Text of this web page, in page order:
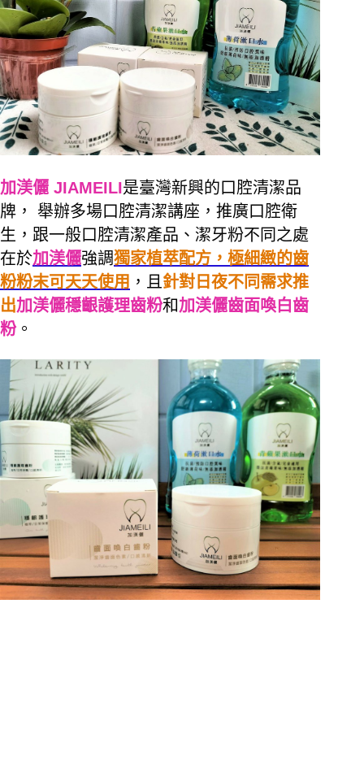
加渼儷 JIAMEILI是臺灣新興的口腔清潔品
牌， 舉辦多場口腔清潔講座，推廣口腔衛
生，跟一般口腔清潔產品、潔牙粉不同之處
在於加渼儷強調獨家植萃配方，極細緻的齒
粉粉末可天天使用 ，且 針對日夜不同需求推
出加渼儷穩齦護理齒粉和加渼儷齒面喚白齒
粉。